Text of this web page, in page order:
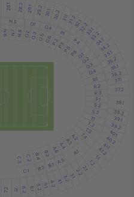
N.6 N.7 N.8
N.5
C.2
C.3
C.1
B.2
B.4
B.1
B.3
O.2 O.3 O.5 O.6
O.1 O.4
6.1
6.2
7.1
7.2
4.1
4.2
5.2 5.1
28.1 28.2 29.1 29.2 30.1 30.2
Q.1Q.2
Q.3
Q.4
R.1
R.2
R.3
S.1
S.2
S.3
T.1
T.2
T.3
T.4
A.4
A.6
A.2
A.3
A.5
A.1
P.2P.3P.5P.6
P.1
P.4
1.1
1.2
33.133.234.134.2
35.1
35.2
36.1
36.2
37.1
37.2
38.1
38.2
39.1
39.2
40.1
40.2
41.1
41.2
3.1
3.2
31.131.232.132.2
2.1
2.2